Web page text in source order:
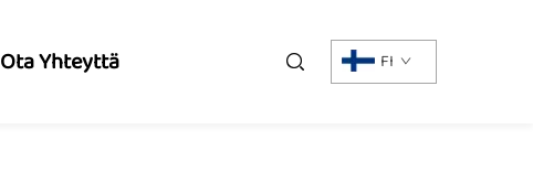
Ota Yhteyttä FI